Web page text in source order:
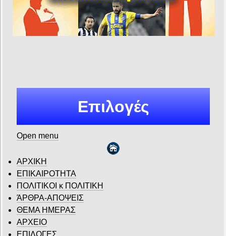
Επιλογές
Open menu
ΑΡΧΙΚΗ
ΕΠΙΚΑΙΡΟΤΗΤΑ
ΠΟΛΙΤΙΚΟΙ κ ΠΟΛΙΤΙΚΗ
ΆΡΘΡΑ-ΑΠΟΨΕΙΣ
ΘΕΜΑ ΗΜΕΡΑΣ
ΑΡΧΕΙΟ